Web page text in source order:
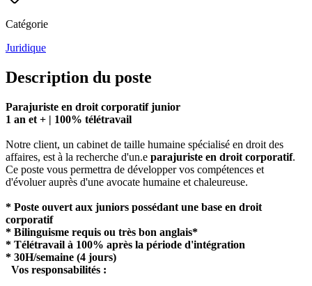
Catégorie
Juridique
Description du poste
Parajuriste en droit corporatif junior
1 an et + | 100% télétravail
Notre client, un cabinet de taille humaine spécialisé en droit des
affaires, est à la recherche d'un.e parajuriste en droit corporatif.
Ce poste vous permettra de développer vos compétences et
d'évoluer auprès d'une avocate humaine et chaleureuse.
* Poste ouvert aux juniors possédant une base en droit
corporatif
* Bilinguisme requis ou très bon anglais*
* Télétravail à 100% après la période d'intégration
* 30H/semaine (4 jours)
Vos responsabilités :